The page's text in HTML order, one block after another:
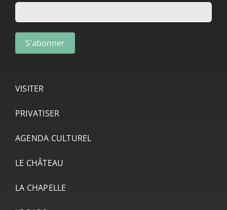
VISITER
PRIVATISER
AGENDA CULTUREL
LE CHÂTEAU
LA CHAPELLE